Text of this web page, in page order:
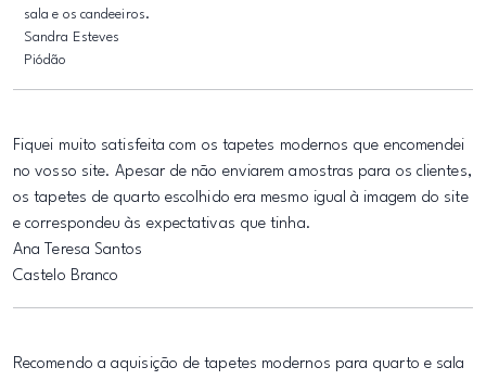
sala e os candeeiros.
Sandra Esteves
Piódão
Fiquei muito satisfeita com os tapetes modernos que encomendei
no vosso site. Apesar de não enviarem amostras para os clientes,
os tapetes de quarto escolhido era mesmo igual à imagem do site
e correspondeu às expectativas que tinha.
Ana Teresa Santos
Castelo Branco
Recomendo a aquisição de tapetes modernos para quarto e sala